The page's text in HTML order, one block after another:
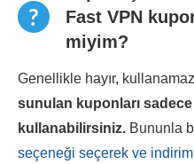
Fast VPN
miyim?
Genellikle hayır,
sunulan kuponları
kullanabilirsiniz. Bununla
seçeneği seçerek ve